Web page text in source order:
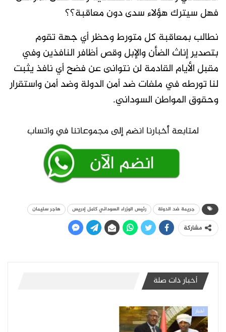
فهل سيترك هؤلاء سدى دون معاقبة؟؟
نطالب بمعاقبة كل متورط وحظر أي جهة تقوم
بتصدير إناث الضأن والإبل وقص أظافر النافذين وفي
مقبل الأيام القادمة لن نتوانى عن فضح أي نافذ يثبت
لنا تورطه في ملفات ضد أمن الدولة وضد أمن واستقرار
وحقوق المواطن السوداني.
جريمة ضد الدولة رئيس الوزراء السوداني كامل إدريس هاجر سليمان
مشاركة
أخبار ذات صلة
أخبار